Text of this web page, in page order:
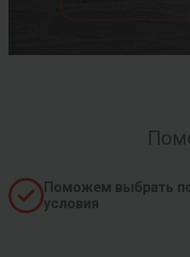
Поможем выбрать
условия